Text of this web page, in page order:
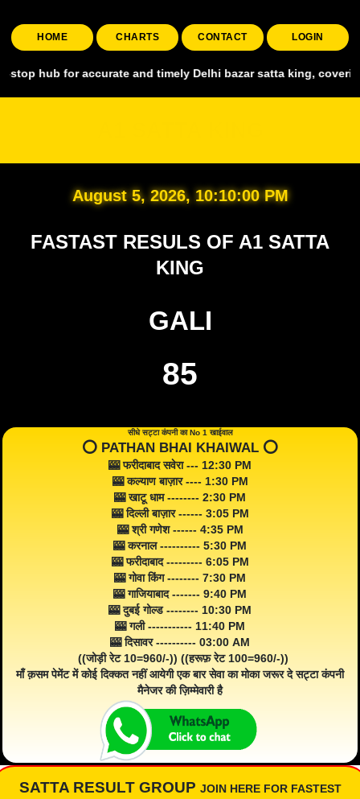
HOME CHARTS CONTACT LOGIN
accurate and timely Delhi bazar satta king, covering all
August 5, 2026, 10:10:01 PM
FASTAST RESULS OF A1 SATTA
KING
GALI
85
सीधे सट्टा कंपनी का No 1 खाईवाल
⭕️ PATHAN BHAI KHAIWAL ⭕️
🎰 फरीदाबाद सवेरा --- 12:30 PM
🎰 कल्याण बाज़ार ---- 1:30 PM
🎰 खाटू धाम -------- 2:30 PM
🎰 दिल्ली बाज़ार ------ 3:05 PM
🎰 श्री गणेश ------ 4:35 PM
🎰 करनाल ---------- 5:30 PM
🎰 फरीदाबाद --------- 6:05 PM
🎰 गोवा किंग -------- 7:30 PM
🎰 गाजियाबाद ------- 9:40 PM
🎰 दुबई गोल्ड -------- 10:30 PM
🎰 गली ----------- 11:40 PM
🎰 दिसावर ---------- 03:00 AM
((जोड़ी रेट 10=960/-)) ((हरूफ़ रेट 100=960/-))
माँ क़सम पेमेंट में कोई दिक्कत नहीं आयेगी एक बार सेवा का मोका जरूर दे सट्टा कंपनी
मैनेजर की ज़िम्मेवारी है
SATTA RESULT GROUP JOIN HERE FOR FASTEST